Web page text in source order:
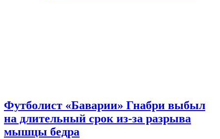
Футболист «Баварии» Гнабри выбыл
на длительный срок из‑за разрыва
мышцы бедра